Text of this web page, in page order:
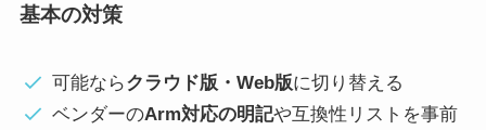
基本の対策
可能ならクラウド版・Web版に切り替える
ベンダーのArm対応の明記や互換性リストを事前